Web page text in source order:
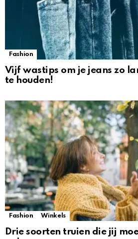
Fashion
Vijf wastips om je jeans zo
te houden!
Fashion Winkels
Drie soorten truien die jij